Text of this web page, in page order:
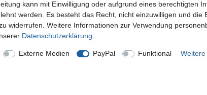
kann mit Einwilligung oder aufgrund eines berechtigten
werden. Es besteht das Recht, nicht einzuwilligen und die
widerrufen. Weitere Informationen zur Verwendung
Daten­schutz­erklärung
Externe Medien PayPal Funktional Weitere